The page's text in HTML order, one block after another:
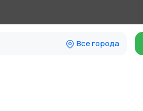
Все города